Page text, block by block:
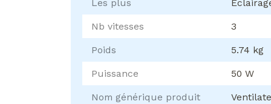
Les plus
Nb vitesses 3
Poids 5.74 kg
Puissance 50 W
Nom générique produit